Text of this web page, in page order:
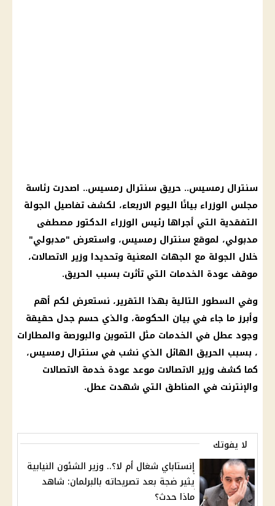
سنترال رمسيس.. حريق سنترال رمسيس.. اصدرت رئاسة
مجلس الوزراء بيانًا اليوم الاربعاء، لكشف تفاصيل الجولة
التفقدية التي أجراها رئيس الوزراء الدكتور مصطفى
مدبولي، لموقع سنترال رمسيس، واستعرض "مدبولي"
خلال الجولة مع الجهات المعنية وتحديدا وزير الاتصالات،
موقف عودة الخدمات التي تأثرت بسبب الحريق.
وفي السطور التالية بهذا التقرير، نستعرض لكم أهم
وأبرز ما جاء في بيان الحكومة، والذي حسم جدل حقيقة
وجود عطل في الخدمات مثل التموين والبورصة والمطارات
، بسبب الحريق الهائل الذي نشب في سنترال رمسيس،
كما كشف وزير الاتصالات موعد عودة خدمة الاتصالات
والإنترنت في المناطق التي شهدت عطل.
لا يفوتك
إنستاباي شغال أم لا؟.. وزير الشئون النيابية
يثير ضجة بعد تصريحاته بالبرلمان: شاهد
ماذا حدث؟